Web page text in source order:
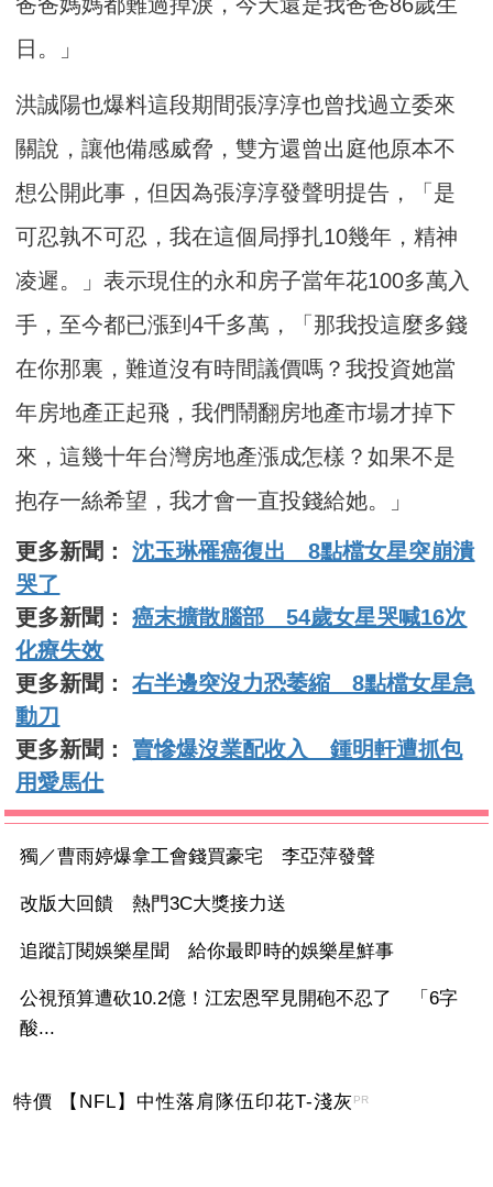
日。」
洪誠陽也爆料這段期間張淳淳也曾找過立委來
關說，讓他備感威脅，雙方還曾出庭他原本不
想公開此事，但因為張淳淳發聲明提告，「是
可忍孰不可忍，我在這個局掙扎10幾年，精神
凌遲。」表示現住的永和房子當年花100多萬入
手，至今都已漲到4千多萬，「那我投這麼多錢
在你那裏，難道沒有時間議價嗎？我投資她當
年房地產正起飛，我們鬧翻房地產市場才掉下
來，這幾十年台灣房地產漲成怎樣？如果不是
抱存一絲希望，我才會一直投錢給她。」
更多新聞：沈玉琳罹癌復出 8點檔女星突崩潰
哭了
更多新聞：癌末擴散腦部 54歲女星哭喊16次
化療失效
更多新聞：右半邊突沒力恐萎縮 8點檔女星急
動刀
更多新聞： 賣慘爆沒業配收入 鍾明軒遭抓包
用愛馬仕
獨／曹雨婷爆拿工會錢買豪宅 李亞萍發聲
改版大回饋 熱門3C大獎接力送
追蹤訂閱娛樂星聞 給你最即時的娛樂星鮮事
公視預算遭砍10.2億！江宏恩罕見開砲不忍了 「6字
酸...
特價 【NFL】中性落肩隊伍印花T-淺灰 PR